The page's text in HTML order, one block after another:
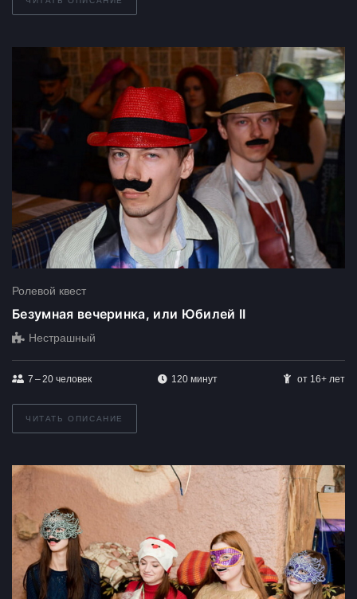
Ролевой квест
Безумная вечеринка, или Юбилей II
Нестрашный
7 – 20 человек 120 минут от 16+ лет
ЧИТАТЬ ОПИСАНИЕ